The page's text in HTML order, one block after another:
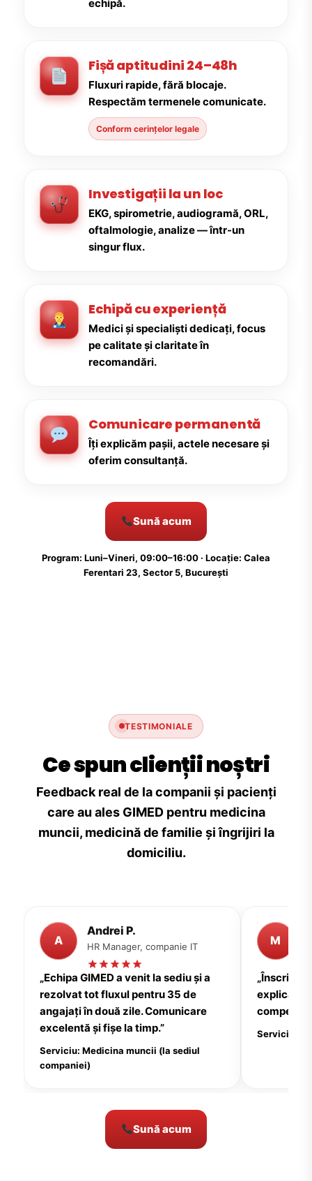
echipă.
Fișă aptitudini 24–48h
Fluxuri rapide, fără blocaje.
Respectăm termenele comunicate.
Conform cerințelor legale
Investigații la un loc
EKG, spirometrie, audiogramă, ORL,
oftalmologie, analize — într-un
singur flux.
Echipă cu experiență
Medici și specialiști dedicați, focus
pe calitate și claritate în
recomandări.
Comunicare permanentă
Îți explicăm pașii, actele necesare și
oferim consultanță.
Sună acum
Program: Luni–Vineri, 09:00–16:00 · Locație: Calea
Ferentari 23, Sector 5, București
TESTIMONIALE
Ce spun clienții noștri
Feedback real de la companii și pacienți
care au ales GIMED pentru medicina
muncii, medicină de familie și îngrijiri la
domiciliu.
A
Andrei P.
HR Manager, companie IT
„Echipa GIMED a venit la sediu și a
rezolvat tot fluxul pentru 35 de
angajați în două zile. Comunicare
excelentă și fișe la timp.”
Serviciu: Medicina muncii (la sediul
companiei)
M
explicații
Serviciu:
Sună acum